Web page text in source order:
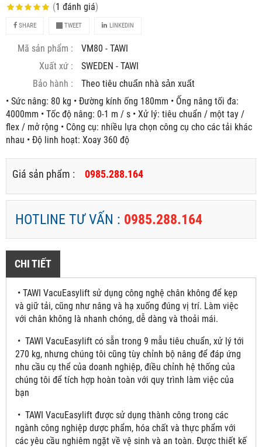
(1 đánh giá)
SHARE TWEET LINKEDIN
Mã sản phẩm :
VM80 - TAWI
Xuất xứ :
SWEDEN - TAWI
Bảo hành :
Theo tiêu chuẩn nhà sản xuất
• Sức nâng: 80 kg • Đường kính ống 180mm • Ống nâng tối đa:
4000mm • Tốc độ nâng: 0-1 m / s • Xử lý: tiêu chuẩn / một tay /
flex / mở rộng • Công cụ: nhiều lựa chọn công cụ cho các tải khác
nhau • Độ linh hoạt: Xoay 360 độ
Giá sản phẩm : 0985.288.164
HOTLINE TƯ VẤN : 0985.288.164
CHI TIẾT
• TAWI VacuEasylift sử dụng công nghệ chân không để kẹp
và giữ tải, cũng như nâng và hạ xuống đúng vị trí. Làm việc
với chân không là nhanh chóng, dễ dàng và thoải mái.
• TAWI VacuEasylift có sẵn trong 9 mẫu tiêu chuẩn, xử lý tới
270 kg, nhưng chúng tôi cũng tùy chỉnh bộ nâng để đáp ứng
nhu cầu cụ thể của doanh nghiệp, điều chỉnh hệ thống của
chúng tôi để tích hợp hoàn toàn với quy trình làm việc của
bạn
• TAWI VacuEasylift được sử dụng thành công trong các
ngành công nghiệp dược phẩm, hóa chất và thực phẩm với
các yêu cầu nghiêm ngặt về vệ sinh và an toàn. Được thiết kế